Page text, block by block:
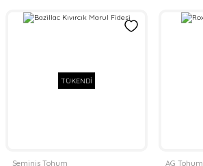
TÜKENDİ
Seminis Tohum AG Tohum